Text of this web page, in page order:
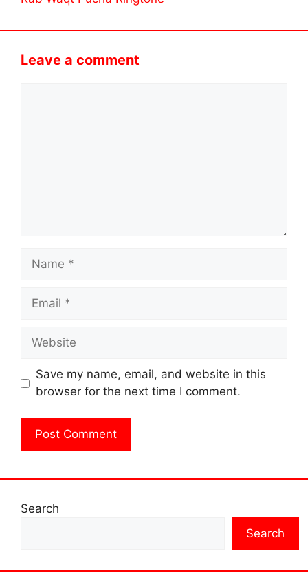
Leave a comment
Name
Email
Website
Save my name, email, and website in this
browser for the next time I comment.
Search
Search